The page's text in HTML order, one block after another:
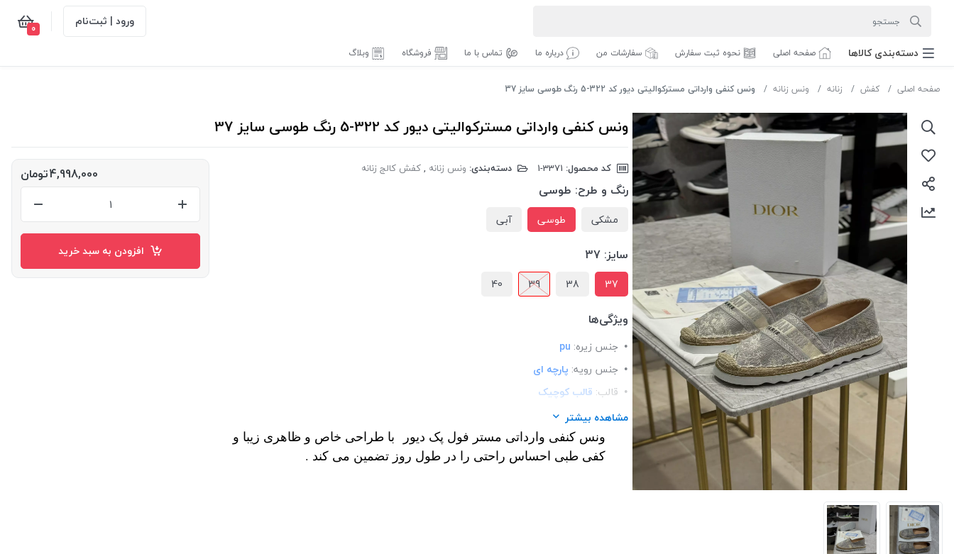
ورود | ثبت‌نام 0
دسته‌بندی‌ کالاها صفحه اصلی نحوه ثبت سفارش سفارشات من درباره ما تماس با ما فروشگاه وبلاگ
صفحه اصلی کفش زنانه ونس زنانه ونس کنفی وارداتی مسترکوالیتی دیور کد 322-5 رنگ طوسی سایز 37
ونس کنفی وارداتی مسترکوالیتی دیور کد 322-5 رنگ طوسی سایز 37
کد محصول: دسته‌بندی: ونس زنانه ,کفش کالج زنانه
رنگ و طرح: طوسی
مشکی طوسی آبی
سایز: 37
37
38
39
40
ویژگی‌ها
جنس زیره: pu
جنس رویه: پارچه ای
قالب: قالب کوچیک
کاربرد: روز مره / روفرشی
کفی:کنفی ضد تعریق
مشاهده بیشتر
ونس کنفی وارداتی مستر فول پک دیور
با طراحی خاص و ظاهری زیبا و
کفی طبی احساس راحتی را در طول روز تضمین می کند .
4,998,000تومان
افزودن به سبد خرید